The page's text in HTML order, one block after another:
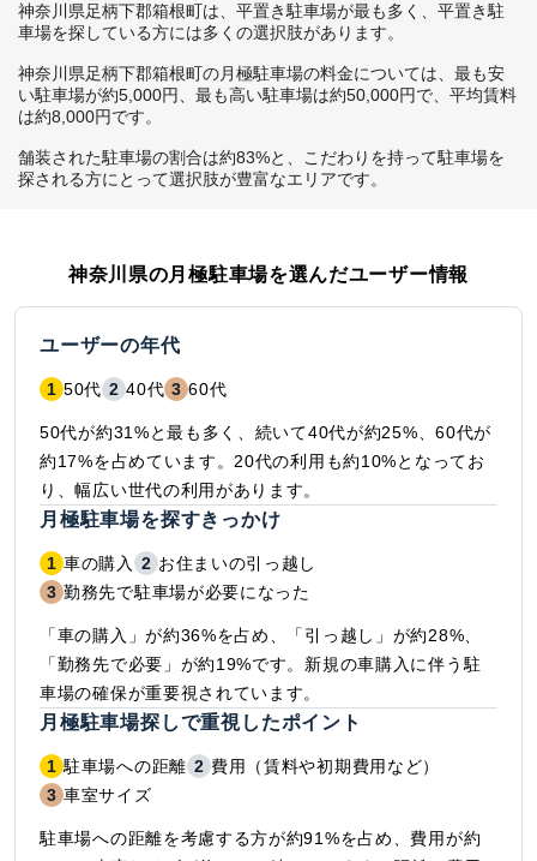
神奈川県足柄下郡箱根町は、平置き駐車場が最も多く、平置き駐
車場を探している方には多くの選択肢があります。
神奈川県足柄下郡箱根町の月極駐車場の料金については、最も安
い駐車場が約5,000円、最も高い駐車場は約50,000円で、平均賃料
は約8,000円です。
舗装された駐車場の割合は約83%と、こだわりを持って駐車場を
探される方にとって選択肢が豊富なエリアです。
神奈川県の月極駐車場を選んだユーザー情報
ユーザーの年代
1 50代 2 40代 3 60代
50代が約31%と最も多く、続いて40代が約25%、60代が
約17%を占めています。20代の利用も約10%となってお
り、幅広い世代の利用があります。
月極駐車場を探すきっかけ
1 車の購入 2 お住まいの引っ越し
3 勤務先で駐車場が必要になった
「車の購入」が約36%を占め、「引っ越し」が約28%、
「勤務先で必要」が約19%です。新規の車購入に伴う駐
車場の確保が重要視されています。
月極駐車場探しで重視したポイント
1 駐車場への距離 2 費用（賃料や初期費用など）
3 車室サイズ
駐車場への距離を考慮する方が約91%を占め、費用が約